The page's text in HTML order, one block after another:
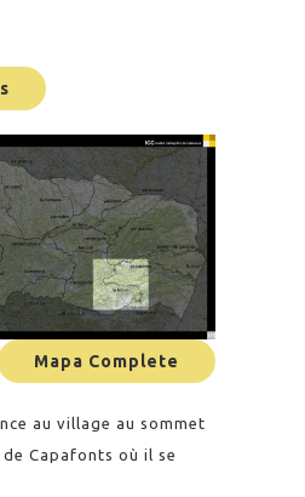
Mapa Complete
au village au sommet
Capafonts où il se